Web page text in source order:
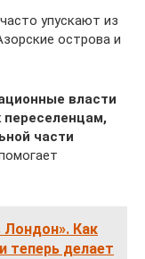
упускают из
острова и
власти
переселенцам,
части
Лондон». Как
теперь делает